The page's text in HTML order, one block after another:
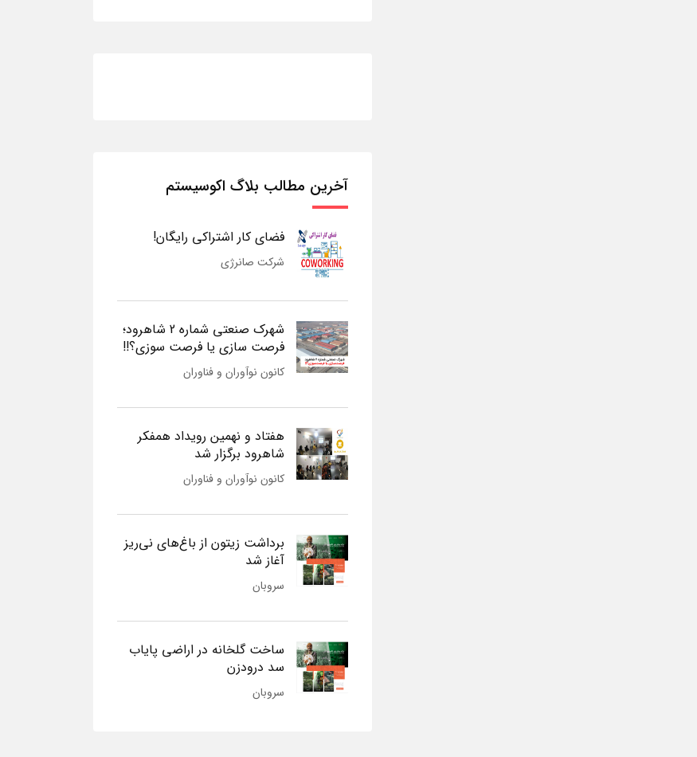
آخرین مطالب بلاگ اکوسیستم
فضای کار اشتراکی رایگان!
شرکت صانرژی
شهرک صنعتی شماره 2 شاهرود؛
فرصت سازی یا فرصت سوزی؟!!
کانون نوآوران و فناوران
هفتاد و نهمین رویداد همفکر
شاهرود برگزار شد
کانون نوآوران و فناوران
برداشت زیتون از باغ‌های نی‌ریز
آغاز شد
سروبان
ساخت گلخانه در اراضی پایاب
سد درودزن
سروبان